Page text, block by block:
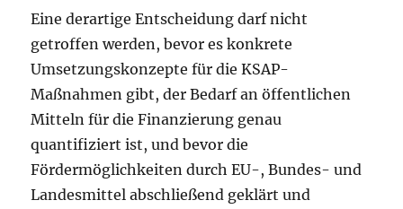
Eine derartige Entscheidung darf nicht
getroffen werden, bevor es konkrete
Umsetzungskonzepte für die KSAP-
Maßnahmen gibt, der Bedarf an öffentlichen
Mitteln für die Finanzierung genau
quantifiziert ist, und bevor die
Fördermöglichkeiten durch EU-, Bundes- und
Landesmittel abschließend geklärt und